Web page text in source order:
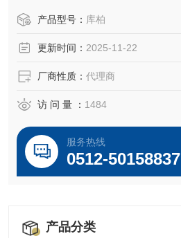
产品型号： 库柏
更新时间： 2025-11-22
厂商性质： 代理商
访 问 量 ： 1484
服务热线
0512-50158837
产品分类